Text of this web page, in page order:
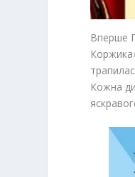
Вперше
Кожна